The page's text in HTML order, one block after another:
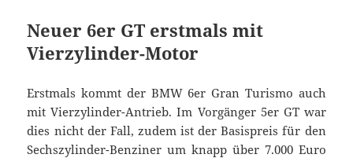
Neuer 6er GT erstmals mit
Vierzylinder-Motor
Erstmals kommt der BMW 6er Gran Turismo auch
mit Vierzylinder-Antrieb. Im Vorgänger 5er GT war
dies nicht der Fall, zudem ist der Basispreis für den
Sechszylinder-Benziner um knapp über 7.000 Euro